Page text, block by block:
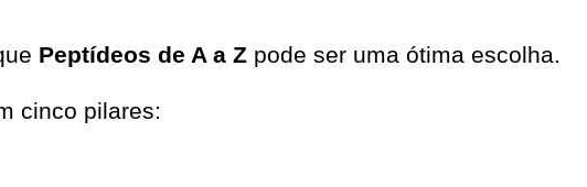
Peptídeos de A a Z pode ser uma ótima escolha.
cinco pilares: